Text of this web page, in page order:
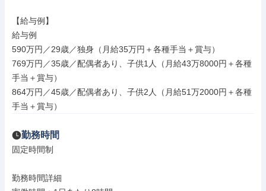
【給与例】
給与例
590万円／29歳／独身（月給35万円＋各種手当＋賞与）
769万円／35歳／配偶者あり、子供1人（月給43万8000円＋各種
手当＋賞与）
864万円／45歳／配偶者あり、子供2人（月給51万2000円＋各種
手当＋賞与）
勤務時間
固定時間制
勤務時間詳細